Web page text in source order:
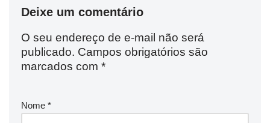
Deixe um comentário
O seu endereço de e-mail não será
publicado. Campos obrigatórios são
marcados com *
Nome *